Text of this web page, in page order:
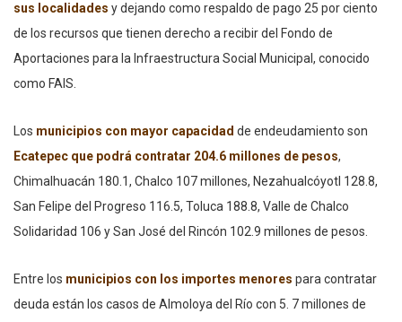
sus localidades y dejando como respaldo de pago 25 por ciento
de los recursos que tienen derecho a recibir del Fondo de
Aportaciones para la Infraestructura Social Municipal, conocido
como FAIS.
Los municipios con mayor capacidad de endeudamiento son
Ecatepec que podrá contratar 204.6 millones de pesos,
Chimalhuacán 180.1, Chalco 107 millones, Nezahualcóyotl 128.8,
San Felipe del Progreso 116.5, Toluca 188.8, Valle de Chalco
Solidaridad 106 y San José del Rincón 102.9 millones de pesos.
Entre los municipios con los importes menores para contratar
deuda están los casos de Almoloya del Río con 5. 7 millones de